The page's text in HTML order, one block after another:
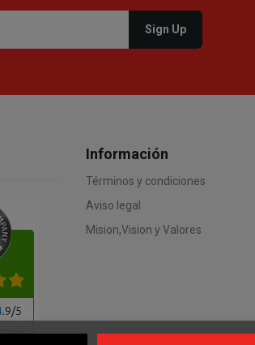
Información
Términos y condiciones
Aviso legal
Mision,Vision y Valores